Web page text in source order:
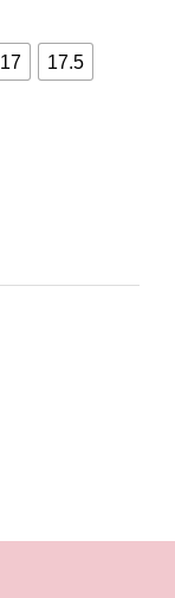
17 17.5